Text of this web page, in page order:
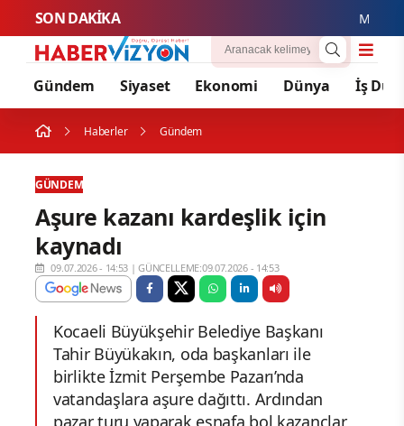
SON DAKİKA M Lisa
Gündem Siyaset Ekonomi Dünya İş
Haberler Gündem
GÜNDEM
Aşure kazanı kardeşlik için
kaynadı
09.07.2026 - 14:53 |GÜNCELLEME:09.07.2026 - 14:53
Kocaeli Büyükşehir Belediye Başkanı
Tahir Büyükakın, oda başkanları ile
birlikte İzmit Perşembe Pazarı’nda
vatandaşlara aşure dağıttı. Ardından
pazar turu yaparak esnafa bol kazançlar